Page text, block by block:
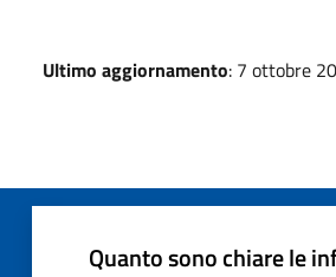
Ultimo aggiornamento: 7 ottobre
Quanto sono chiare le